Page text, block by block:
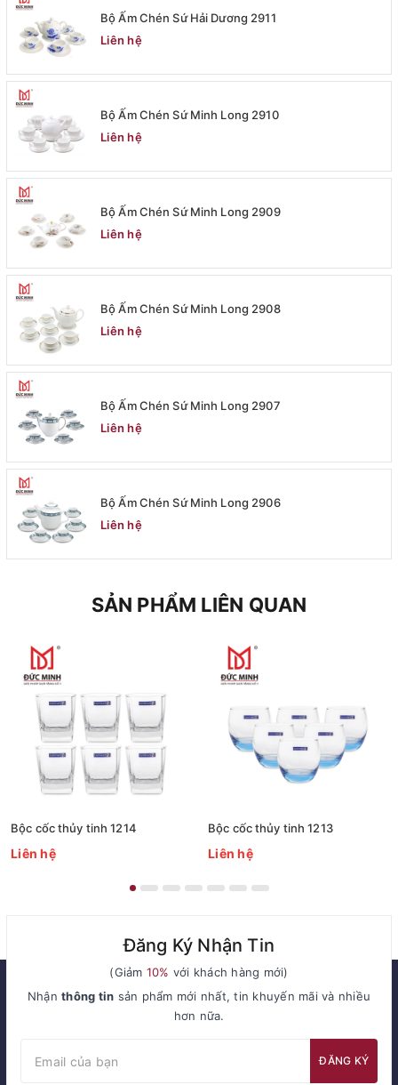
Bộ Ấm Chén Sứ Hải Dương 2911
Liên hệ
Bộ Ấm Chén Sứ Minh Long 2910
Liên hệ
Bộ Ấm Chén Sứ Minh Long 2909
Liên hệ
Bộ Ấm Chén Sứ Minh Long 2908
Liên hệ
Bộ Ấm Chén Sứ Minh Long 2907
Liên hệ
Bộ Ấm Chén Sứ Minh Long 2906
Liên hệ
SẢN PHẨM LIÊN QUAN
Bộc cốc thủy tinh 1214
Liên hệ
Bộc cốc thủy tinh 1213
Liên hệ
Đăng Ký Nhận Tin
(Giảm 10% với khách hàng mới)
Nhậnthông tin sản phẩm mới nhất, tin khuyến mãi và nhiều
hơn nữa.
ĐĂNG KÝ